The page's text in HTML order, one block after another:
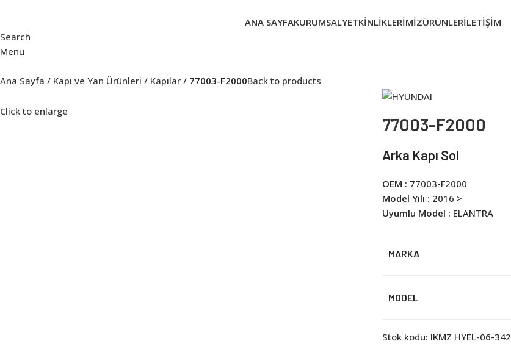
ANA SAYFAKURUMSALYETKINLIKLERIMIZÜRÜNLERİLETIŞIM
Search
Menu
Ana Sayfa Kapı ve Yan Ürünleri Kapılar 77003-F2000Back to products
Click to enlarge
77003-F2000
Arka Kapı Sol
OEM : 77003-F2000
Model Yılı : 2016 >
Uyumlu Model : ELANTRA
MARKA
MODEL
Stok kodu: IKMZ HYEL-06-342